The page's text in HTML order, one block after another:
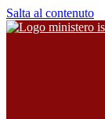
Salta al contenuto